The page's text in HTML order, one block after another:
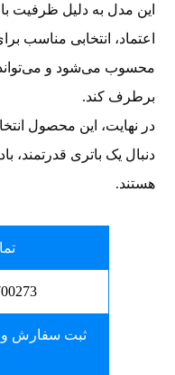
این مدل به دلیل ظرفیت
اعتماد، انتخابی مناسب
محسوب می‌شود و می‌تواند
برطرف کند.
در نهایت، این محصول
دنبال یک باتری قدرتمند،
هستند.
ثبت سفارش و